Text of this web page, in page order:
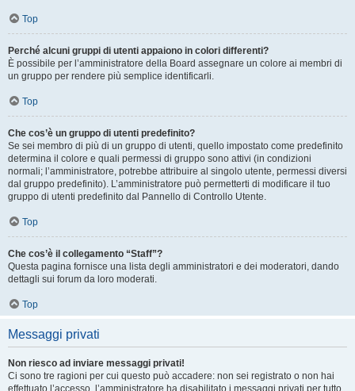
Top
Perché alcuni gruppi di utenti appaiono in colori differenti?
È possibile per l’amministratore della Board assegnare un colore ai membri di
un gruppo per rendere più semplice identificarli.
Top
Che cos’è un gruppo di utenti predefinito?
Se sei membro di più di un gruppo di utenti, quello impostato come predefinito
determina il colore e quali permessi di gruppo sono attivi (in condizioni
normali; l’amministratore, potrebbe attribuire al singolo utente, permessi diversi
dal gruppo predefinito). L’amministratore può permetterti di modificare il tuo
gruppo di utenti predefinito dal Pannello di Controllo Utente.
Top
Che cos’è il collegamento “Staff”?
Questa pagina fornisce una lista degli amministratori e dei moderatori, dando
dettagli sui forum da loro moderati.
Top
Messaggi privati
Non riesco ad inviare messaggi privati!
Ci sono tre ragioni per cui questo può accadere: non sei registrato o non hai
effettuato l’accesso, l’amministratore ha disabilitato i messaggi privati per tutto